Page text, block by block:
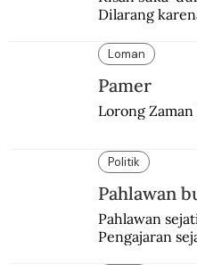
Dilarang
kampung lebih
Loman
Pamer
Lorong Zaman
Politik
Pahlawan
Pahlawan
Pengajaran